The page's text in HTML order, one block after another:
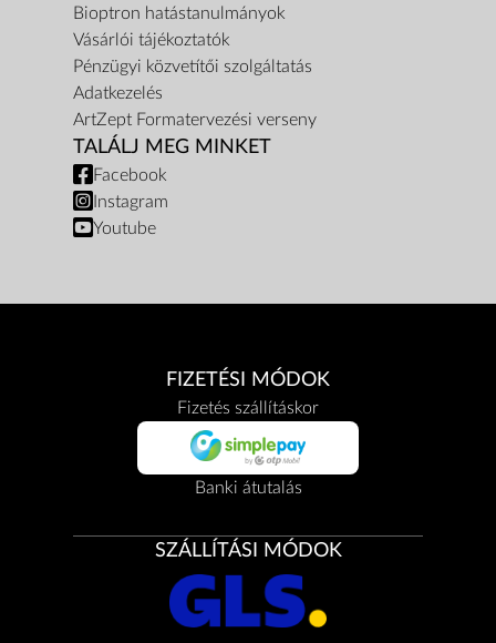
Bioptron hatástanulmányok
Vásárlói tájékoztatók
Pénzügyi közvetítői szolgáltatás
Adatkezelés
ArtZept Formatervezési verseny
TALÁLJ MEG MINKET
Facebook
Instagram
Youtube
FIZETÉSI MÓDOK
Fizetés szállításkor
Banki átutalás
SZÁLLÍTÁSI MÓDOK